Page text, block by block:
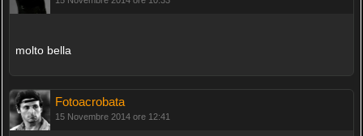
molto bella
Fotoacrobata
15 Novembre 2014 ore 12:41